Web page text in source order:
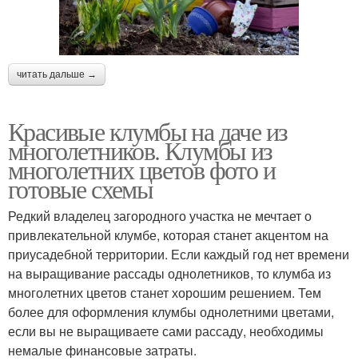
Цветочная клумба
Клумба из
облицовочного кирпича
Клумбы из кирпича
Кирпичные клумбы Прямоугольная клумба
Кирпичная клумба Клумба из камней
читать дальше →
Красивые клумбы на даче из
многолетников. Клумбы из
многолетних цветов фото и
готовые схемы
Редкий владелец загородного участка не мечтает о
привлекательной клумбе, которая станет акцентом на
приусадебной территории. Если каждый год нет времени
на выращивание рассады однолетников, то клумба из
многолетних цветов станет хорошим решением. Тем
более для оформления клумбы однолетними цветами,
если вы не выращиваете сами рассаду, необходимы
немалые финансовые затраты.